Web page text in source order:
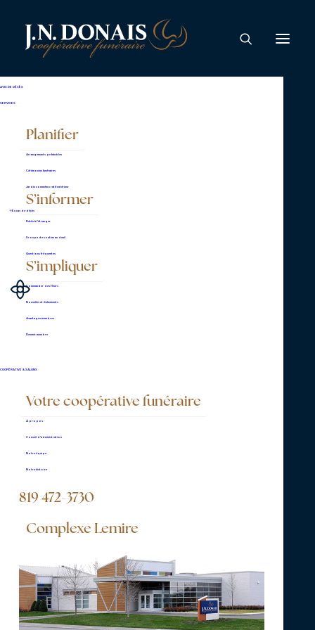
AVIS DE DÉCÈS
SERVICES
Planifier
Arrangements préalables
Cérémonies funéraires
Jardin commémoratif extérieur
S’informer
En cas de décès
Décès à l’étranger
Groupe de soutien au deuil
Questions fréquentes
S’impliquer
Commander des fleurs
Nouvelles et événements
Avantages membres
Devenir membre
COOPÉRATIVE & SALONS
Votre coopérative funéraire
À propos
Conseil d’administration
Notre équipe
Notre histoire
819 472-3730
Complexe Lemire
Complexe Lemire,
bureau administratif
2625, boulevard Lemire
Drummondville (Québec)
J2B 6Y4
819 472-3730
Vous pouvez nous joindre en tout